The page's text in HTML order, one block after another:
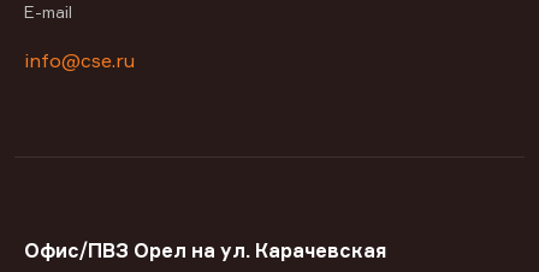
E-mail
info@cse.ru
Офис/ПВЗ Орел на ул. Карачевская